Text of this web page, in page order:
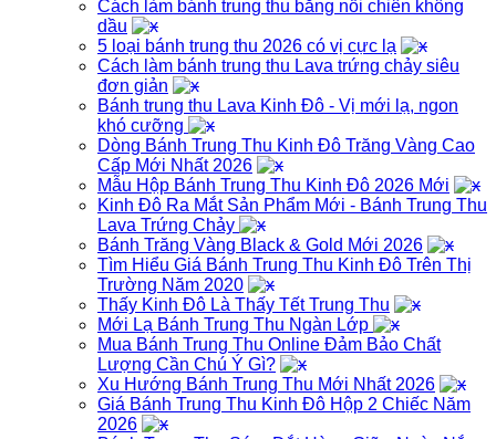
Cách làm bánh trung thu bằng nồi chiên không
dầu
5 loại bánh trung thu 2026 có vị cực lạ
Cách làm bánh trung thu Lava trứng chảy siêu
đơn giản
Bánh trung thu Lava Kinh Đô - Vị mới lạ, ngon
khó cưỡng
Dòng Bánh Trung Thu Kinh Đô Trăng Vàng Cao
Cấp Mới Nhất 2026
Mẫu Hộp Bánh Trung Thu Kinh Đô 2026 Mới
Kinh Đô Ra Mắt Sản Phẩm Mới - Bánh Trung Thu
Lava Trứng Chảy
Bánh Trăng Vàng Black & Gold Mới 2026
Tìm Hiểu Giá Bánh Trung Thu Kinh Đô Trên Thị
Trường Năm 2020
Thấy Kinh Đô Là Thấy Tết Trung Thu
Mới Lạ Bánh Trung Thu Ngàn Lớp
Mua Bánh Trung Thu Online Đảm Bảo Chất
Lượng Cần Chú Ý Gì?
Xu Hướng Bánh Trung Thu Mới Nhất 2026
Giá Bánh Trung Thu Kinh Đô Hộp 2 Chiếc Năm
2026